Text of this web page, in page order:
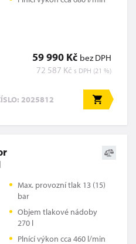
59 990 Kč bez DPH
72 587 Kč s DPH (21 %)
2025812
Max. provozní tlak 13 (15)
bar
Objem tlakové nádoby
270 l
Plnící výkon cca 460 l/min